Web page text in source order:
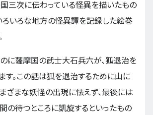
三次に伝わっている怪異を描いたもの
ろいろな地方の怪異譚を記録した絵巻
に薩摩国の武士大石兵六が、狐退治を
す。この話は狐を退治するために山に
ざまな妖怪の出現に怯えず、最後には
の待つところに凱旋するといったもの